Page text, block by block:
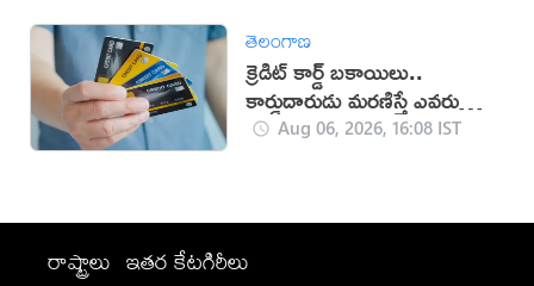
తెలంగాణ
క్రెడిట్ కార్డ్ బకాయిలు..
కార్డుదారుడు మరణిస్తే ఎవరు
చెల్లిస్తారు?
Aug 06, 2026, 16:08 IST
రాష్ట్రాలు ఇతర కేటగిరీలు